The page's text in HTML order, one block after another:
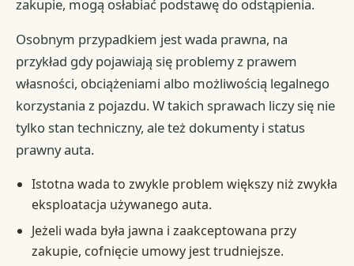
zakupie, mogą osłabiać podstawę do odstąpienia.
Osobnym przypadkiem jest wada prawna, na
przykład gdy pojawiają się problemy z prawem
własności, obciążeniami albo możliwością legalnego
korzystania z pojazdu. W takich sprawach liczy się nie
tylko stan techniczny, ale też dokumenty i status
prawny auta.
Istotna wada to zwykle problem większy niż zwykła
eksploatacja używanego auta.
Jeżeli wada była jawna i zaakceptowana przy
zakupie, cofnięcie umowy jest trudniejsze.